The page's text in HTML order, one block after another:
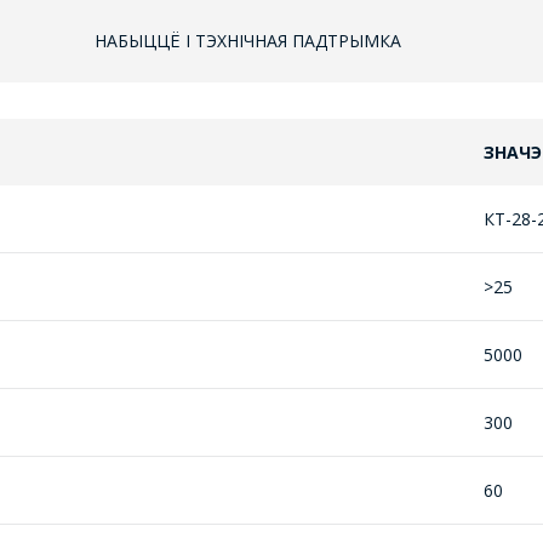
НАБЫЦЦЁ І ТЭХНІЧНАЯ ПАДТРЫМКА
КТ-28-
>25
5000
300
60
АДКАЖУЦЬ НА ВАШЫ ПЫТАННІ,